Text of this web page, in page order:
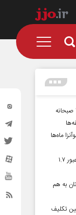
صبحانه چی درست کنم؟ معرفی ۳۰ صبحانه
ماه‌ها
ثبت‌نام ۲.۵ میلیون زائر در سماح | عبور ۱.۷
به هم
تکلیف